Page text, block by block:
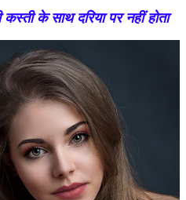
के साथ दरिया पर नहीं होता